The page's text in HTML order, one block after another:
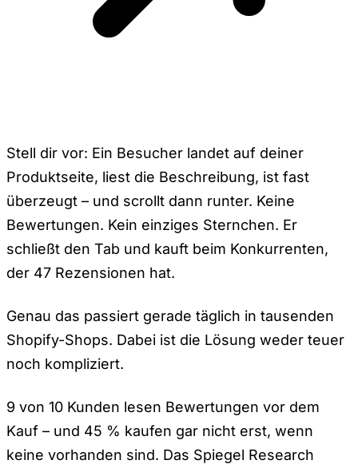
Stell dir vor: Ein Besucher landet auf deiner
Produktseite, liest die Beschreibung, ist fast
überzeugt – und scrollt dann runter. Keine
Bewertungen. Kein einziges Sternchen. Er
schließt den Tab und kauft beim Konkurrenten,
der 47 Rezensionen hat.
Genau das passiert gerade täglich in tausenden
Shopify-Shops. Dabei ist die Lösung weder teuer
noch kompliziert.
9 von 10 Kunden lesen Bewertungen vor dem
Kauf – und 45 % kaufen gar nicht erst, wenn
keine vorhanden sind. Das Spiegel Research